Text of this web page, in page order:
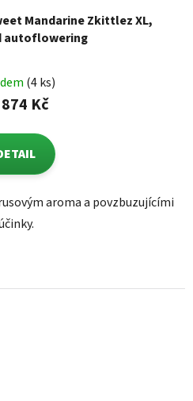
Mandarine Zkittlez XL,
autoflowering
(4 ks)
Kč
aroma a povzbuzujícími